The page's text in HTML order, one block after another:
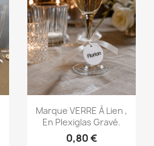
Aperçu rapide
Marque VERRE À Lien ,
En Plexiglas Gravé.
0,80 €